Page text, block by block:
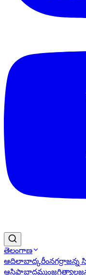
తెలంగాణ
ఆదిలాబాద్కరీంనగర్రాజన్న
ఆసిఫాబాద్ఖమ్మంజగిత్యాల